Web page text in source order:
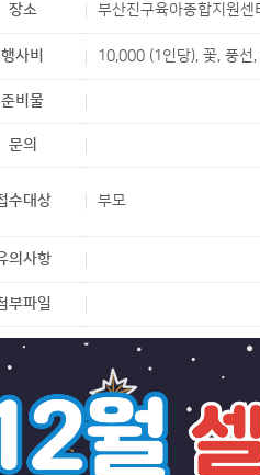
장소 부산진구육아종합지원센
행사비 10,000 (1인당), 꽃, 풍선
준비물
문의
수대상 부모
의사항
부파일